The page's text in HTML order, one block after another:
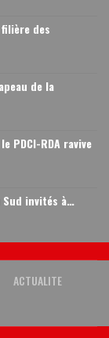
des
de la
PDCI-RDA ravive
Sud invités à…
ACTUALITE